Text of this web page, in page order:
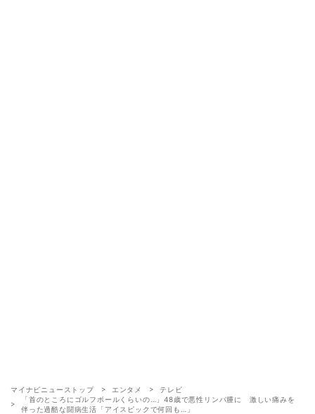
マイナビニューストップ エンタメ
テレビ
「首のところにゴルフボールくらいの…」48歳で悪性リンパ腫に 激しい痛みを
伴った過酷な闘病生活「アイスピックで何回も…」